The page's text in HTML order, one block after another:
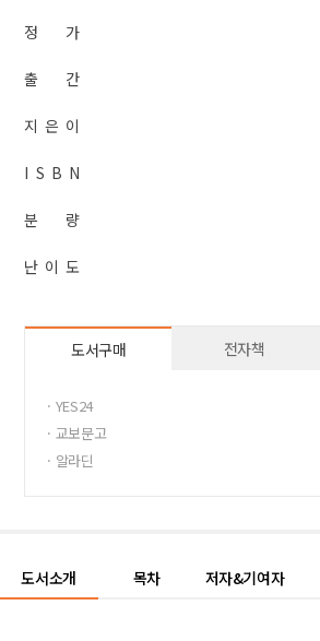
정 가
출 간
지 은 이
I S B N
분 량
난 이 도
도서구매 전자책
· YES24
· 교보문고
· 알라딘
도서소개 목차 저자&기여자